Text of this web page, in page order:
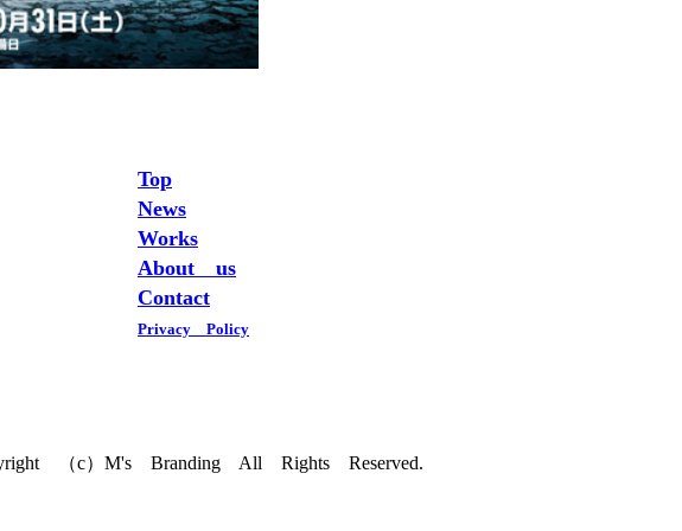
（c）M's Branding All Rights Reserved.
Top
News
Works
About us
Contact
Privacy Policy